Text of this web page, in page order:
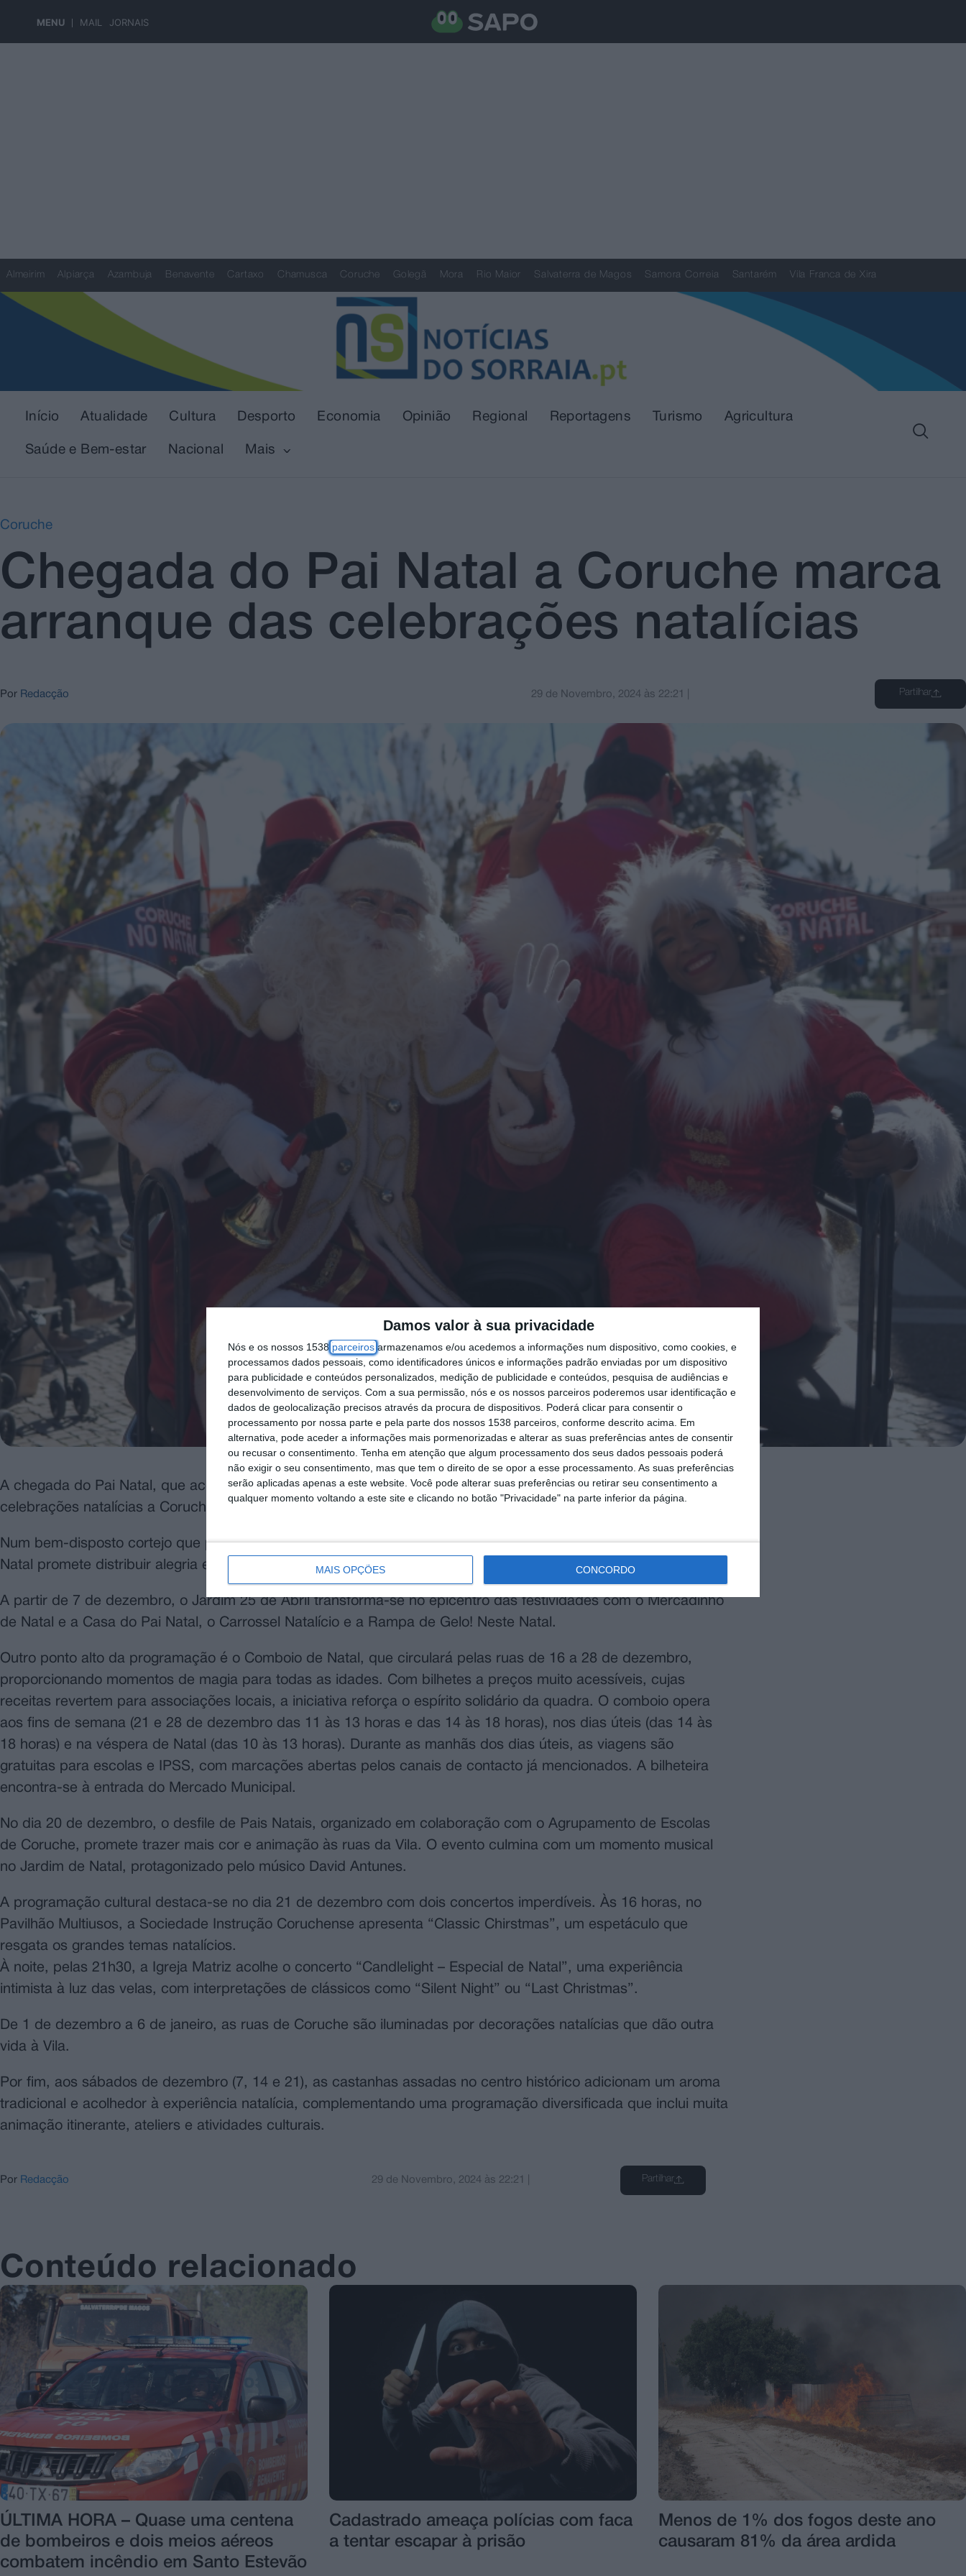
Damos valor à sua privacidade
Nós e os nossos 1538 parceiros armazenamos e/ou acedemos a informações num dispositivo, como cookies, e
processamos dados pessoais, como identificadores únicos e informações padrão enviadas por um dispositivo
para publicidade e conteúdos personalizados, medição de publicidade e conteúdos, pesquisa de audiências e
desenvolvimento de serviços. Com a sua permissão, nós e os nossos parceiros poderemos usar identificação e
dados de geolocalização precisos através da procura de dispositivos. Poderá clicar para consentir o
processamento por nossa parte e pela parte dos nossos 1538 parceiros, conforme descrito acima. Em
alternativa, pode aceder a informações mais pormenorizadas e alterar as suas preferências antes de consentir
ou recusar o consentimento. Tenha em atenção que algum processamento dos seus dados pessoais poderá
não exigir o seu consentimento, mas que tem o direito de se opor a esse processamento. As suas preferências
serão aplicadas apenas a este website. Você pode alterar suas preferências ou retirar seu consentimento a
qualquer momento voltando a este site e clicando no botão "Privacidade" na parte inferior da página.
MAIS OPÇÕES CONCORDO
MENU MAIL JORNAIS
Almeirim Alpiarça Azambuja Benavente Cartaxo Chamusca Coruche Golegã Mora Rio Maior Salvaterra de Magos Samora Correia Santarém Vila Franca de Xira
Início Atualidade Cultura Desporto Economia Opinião Regional Reportagens Turismo Agricultura
Saúde e Bem-estar Nacional Mais
Coruche
Chegada do Pai Natal a Coruche marca
arranque das celebrações natalícias
Por Redacção 29 de Novembro, 2024 às 22:21 Partilhar
A chegada do Pai Natal, que acontece este sábado, a partir das 10 horas da manhã, marca o arranque das
celebrações natalícias a Coruche.
Num bem-disposto cortejo que percorre as ruas da Vila, culminando com animação na Rua de Santarém, o Pai
Natal promete distribuir alegria e encanto, especialmente para os mais pequenos.
A partir de 7 de dezembro, o Jardim 25 de Abril transforma-se no epicentro das festividades com o Mercadinho
de Natal e a Casa do Pai Natal, o Carrossel Natalício e a Rampa de Gelo! Neste Natal.
Outro ponto alto da programação é o Comboio de Natal, que circulará pelas ruas de 16 a 28 de dezembro,
proporcionando momentos de magia para todas as idades. Com bilhetes a preços muito acessíveis, cujas
receitas revertem para associações locais, a iniciativa reforça o espírito solidário da quadra. O comboio opera
aos fins de semana (21 e 28 de dezembro das 11 às 13 horas e das 14 às 18 horas), nos dias úteis (das 14 às
18 horas) e na véspera de Natal (das 10 às 13 horas). Durante as manhãs dos dias úteis, as viagens são
gratuitas para escolas e IPSS, com marcações abertas pelos canais de contacto já mencionados. A bilheteira
encontra-se à entrada do Mercado Municipal.
No dia 20 de dezembro, o desfile de Pais Natais, organizado em colaboração com o Agrupamento de Escolas
de Coruche, promete trazer mais cor e animação às ruas da Vila. O evento culmina com um momento musical
no Jardim de Natal, protagonizado pelo músico David Antunes.
A programação cultural destaca-se no dia 21 de dezembro com dois concertos imperdíveis. Às 16 horas, no
Pavilhão Multiusos, a Sociedade Instrução Coruchense apresenta “Classic Chirstmas”, um espetáculo que
resgata os grandes temas natalícios.
À noite, pelas 21h30, a Igreja Matriz acolhe o concerto “Candlelight – Especial de Natal”, uma experiência
intimista à luz das velas, com interpretações de clássicos como “Silent Night” ou “Last Christmas”.
De 1 de dezembro a 6 de janeiro, as ruas de Coruche são iluminadas por decorações natalícias que dão outra
vida à Vila.
Por fim, aos sábados de dezembro (7, 14 e 21), as castanhas assadas no centro histórico adicionam um aroma
tradicional e acolhedor à experiência natalícia, complementando uma programação diversificada que inclui muita
animação itinerante, ateliers e atividades culturais.
Por Redacção 29 de Novembro, 2024 às 22:21 Partilhar
Conteúdo relacionado
ÚLTIMA HORA – Quase uma centena
de bombeiros e dois meios aéreos
combatem incêndio em Santo Estevão
Cadastrado ameaça polícias com faca
a tentar escapar à prisão
Menos de 1% dos fogos deste ano
causaram 81% da área ardida